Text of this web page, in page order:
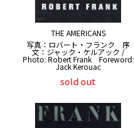
THE AMERICANS
写真：ロバート・フランク 序
文：ジャック・ケルアック /
Photo: Robert Frank Foreword:
Jack Kerouac
sold out